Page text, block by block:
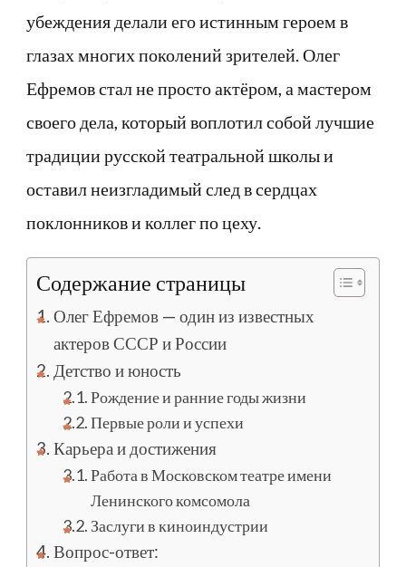
убеждения делали его истинным героем в
глазах многих поколений зрителей. Олег
Ефремов стал не просто актёром, а мастером
своего дела, который воплотил собой лучшие
традиции русской театральной школы и
оставил неизгладимый след в сердцах
поклонников и коллег по цеху.
Содержание страницы
Олег Ефремов — один из известных
актеров СССР и России
Детство и юность
Рождение и ранние годы жизни
Первые роли и успехи
Карьера и достижения
Работа в Московском театре имени
Ленинского комсомола
Заслуги в киноиндустрии
Вопрос-ответ: